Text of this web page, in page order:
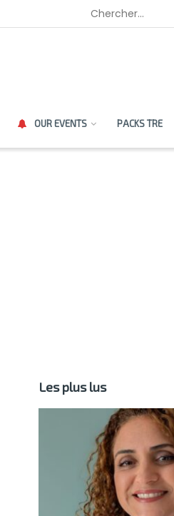
OUR EVENTS PACKS TRE
Les plus lus